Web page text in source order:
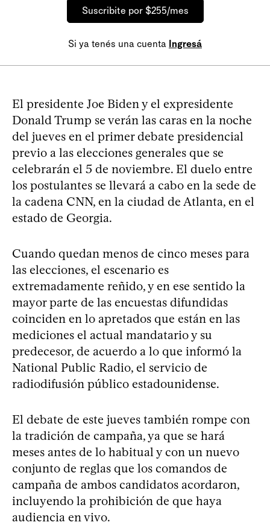
Suscribite por $255/mes
Si ya tenés una cuenta Ingresá
El presidente Joe Biden y el expresidente
Donald Trump se verán las caras en la noche
del jueves en el primer debate presidencial
previo a las elecciones generales que se
celebrarán el 5 de noviembre. El duelo entre
los postulantes se llevará a cabo en la sede de
la cadena CNN, en la ciudad de Atlanta, en el
estado de Georgia.
Cuando quedan menos de cinco meses para
las elecciones, el escenario es
extremadamente reñido, y en ese sentido la
mayor parte de las encuestas difundidas
coinciden en lo apretados que están en las
mediciones el actual mandatario y su
predecesor, de acuerdo a lo que informó la
National Public Radio, el servicio de
radiodifusión público estadounidense.
El debate de este jueves también rompe con
la tradición de campaña, ya que se hará
meses antes de lo habitual y con un nuevo
conjunto de reglas que los comandos de
campaña de ambos candidatos acordaron,
incluyendo la prohibición de que haya
audiencia en vivo.